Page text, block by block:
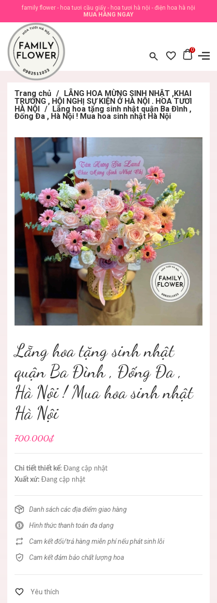
family flower - hoa tươi cầu giấy - hoa tươi hà nội - điện hoa hà nội
MUA HÀNG NGAY
0
Trang chủ / LẴNG HOA MỪNG SINH NHẬT ,KHAI
TRƯƠNG , HỘI NGHỊ SỰ KIỆN Ở HÀ NỘI . HOA TƯƠI
HÀ NỘI / Lẵng hoa tặng sinh nhật quận Ba Đình ,
Đống Đa , Hà Nội ! Mua hoa sinh nhật Hà Nội
Lẵng hoa tặng sinh nhật
quận Ba Đình , Đống Đa ,
Hà Nội ! Mua hoa sinh nhật
Hà Nội
700.000₫
Chi tiết thiết kế: Đang cập nhật
Xuất xứ: Đang cập nhật
Danh sách các địa điểm giao hàng
Hình thức thanh toán đa dạng
Cam kết đổi/trả hàng miễn phí nếu phát sinh lỗi
Cam kết đảm bảo chất lượng hoa